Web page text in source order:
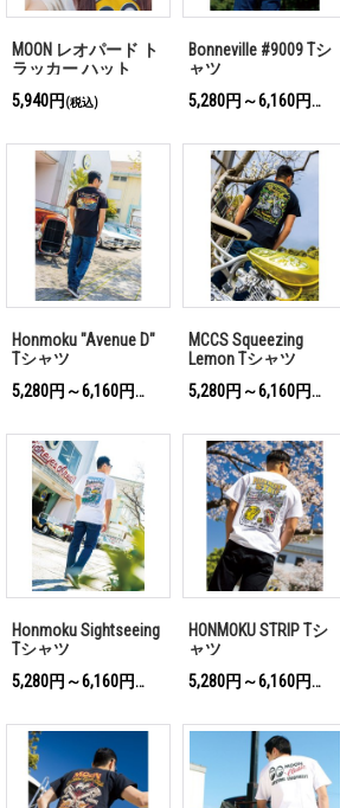
MOON レオパード ト
ラッカー ハット
5,940円 (税込)
Bonneville #9009 Tシ
ャツ
5,280円～6,160円
(税込)
Honmoku "Avenue D"
Tシャツ
5,280円～6,160円
(税込)
MCCS Squeezing
Lemon Tシャツ
5,280円～6,160円
(税込)
Honmoku Sightseeing
Tシャツ
5,280円～6,160円
(税込)
HONMOKU STRIP Tシ
ャツ
5,280円～6,160円
(税込)